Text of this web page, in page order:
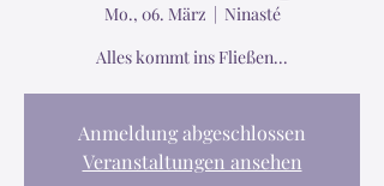
Mo., 06. März
  |
Ninasté
Alles kommt ins Fließen...
Anmeldung abgeschlossen
Veranstaltungen ansehen